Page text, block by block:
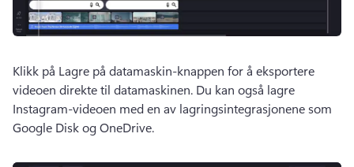
Klikk på Lagre på datamaskin-knappen for å eksportere
videoen direkte til datamaskinen. Du kan også lagre
Instagram-videoen med en av lagringsintegrasjonene som
Google Disk og OneDrive.